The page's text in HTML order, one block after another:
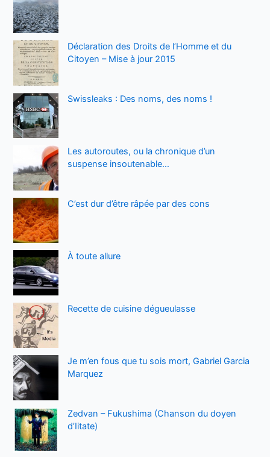
Déclaration des Droits de l’Homme et du
Citoyen – Mise à jour 2015
Swissleaks : Des noms, des noms !
Les autoroutes, ou la chronique d’un
suspense insoutenable…
C’est dur d’être râpée par des cons
À toute allure
Recette de cuisine dégueulasse
Je m’en fous que tu sois mort, Gabriel Garcia
Marquez
Zedvan – Fukushima (Chanson du doyen
d’Iitate)